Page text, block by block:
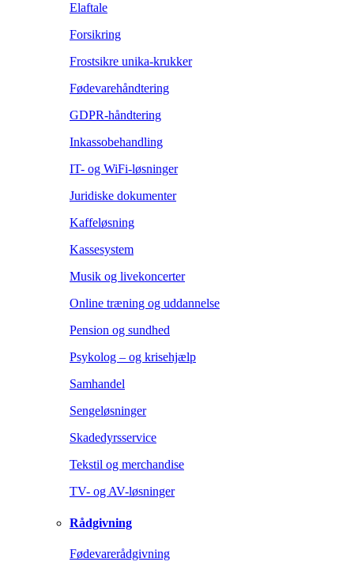
Elaftale
Forsikring
Frostsikre unika-krukker
Fødevarehåndtering
GDPR-håndtering
Inkassobehandling
IT- og WiFi-løsninger
Juridiske dokumenter
Kaffeløsning
Kassesystem
Musik og livekoncerter
Online træning og uddannelse
Pension og sundhed
Psykolog – og krisehjælp
Samhandel
Sengeløsninger
Skadedyrsservice
Tekstil og merchandise
TV- og AV-løsninger
Rådgivning
Fødevarerådgivning